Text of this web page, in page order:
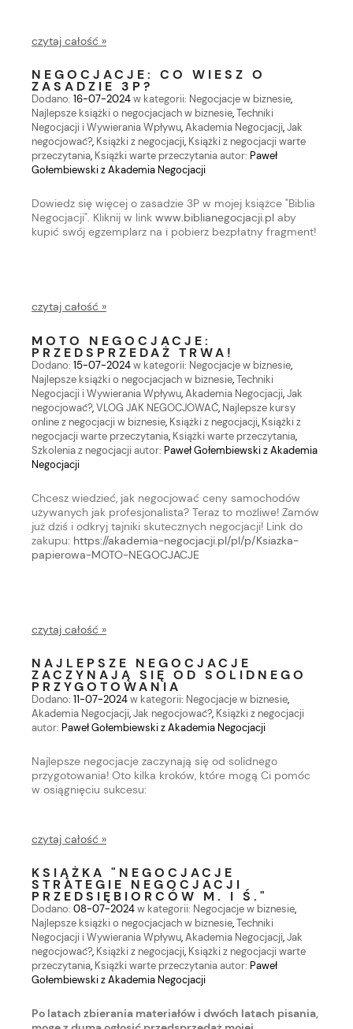
czytaj całość »
NEGOCJACJE: CO WIESZ O
ZASADZIE 3P?
Dodano: 16-07-2024w kategorii: Negocjacje w biznesie,
Najlepsze książki o negocjacjach w biznesie,Techniki
Negocjacji i Wywierania Wpływu,Akademia Negocjacji,Jak
negocjować?, Książki z negocjacji, Książki z negocjacji warte
przeczytania, Książki warte przeczytaniaautor: Paweł
Gołembiewski z Akademia Negocjacji
Dowiedz się więcej o zasadzie 3P w mojej książce "Biblia
Negocjacji". Kliknij w link www.biblianegocjacji.pl aby
kupić swój egzemplarz na i pobierz bezpłatny fragment!
czytaj całość »
MOTO NEGOCJACJE:
PRZEDSPRZEDAŻ TRWA!
Dodano: 15-07-2024w kategorii: Negocjacje w biznesie,
Najlepsze książki o negocjacjach w biznesie,Techniki
Negocjacji i Wywierania Wpływu,Akademia Negocjacji,Jak
negocjować?,VLOG JAK NEGOCJOWAĆ, Najlepsze kursy
online z negocjacji w biznesie, Książki z negocjacji, Książki z
negocjacji warte przeczytania, Książki warte przeczytania,
Szkolenia z negocjacji autor: Paweł Gołembiewski z Akademia
Negocjacji
Chcesz wiedzieć, jak negocjować ceny samochodów
używanych jak profesjonalista? Teraz to możliwe! Zamów
już dziś i odkryj tajniki skutecznych negocjacji! Link do
zakupu: https://akademia-negocjacji.pl/pl/p/Ksiazka-
papierowa-MOTO-NEGOCJACJE
czytaj całość »
NAJLEPSZE NEGOCJACJE
ZACZYNAJĄ SIĘ OD SOLIDNEGO
PRZYGOTOWANIA
Dodano: 11-07-2024w kategorii: Negocjacje w biznesie,
Akademia Negocjacji,Jak negocjować?, Książki z negocjacji
autor: Paweł Gołembiewski z Akademia Negocjacji
Najlepsze negocjacje zaczynają się od solidnego
przygotowania! Oto kilka kroków, które mogą Ci pomóc
w osiągnięciu sukcesu:
czytaj całość »
KSIĄŻKA "NEGOCJACJE
STRATEGIE NEGOCJACJI
PRZEDSIĘBIORCÓW M. I Ś."
Dodano: 08-07-2024w kategorii: Negocjacje w biznesie,
Najlepsze książki o negocjacjach w biznesie,Techniki
Negocjacji i Wywierania Wpływu,Akademia Negocjacji,Jak
negocjować?, Książki z negocjacji, Książki z negocjacji warte
przeczytania, Książki warte przeczytaniaautor: Paweł
Gołembiewski z Akademia Negocjacji
Po latach zbierania materiałów i dwóch latach pisania,